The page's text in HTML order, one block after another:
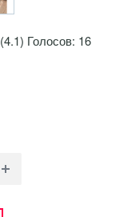
(4.1) Голосов: 16